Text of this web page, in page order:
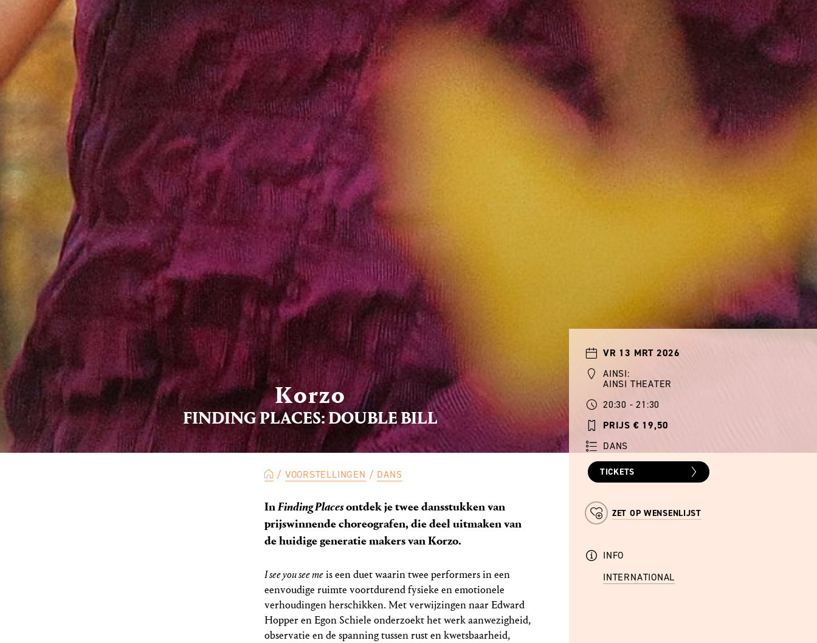
FINDING PLACES: DOUBLE BILL
Korzo
VOORSTELLINGEN DANS
InFinding Placesontdek je twee dansstukken van
prijswinnende choreografen, die deel uitmaken van
de huidige generatie makers van Korzo.
I see you see meis een duet waarin twee performers in een
eenvoudige ruimte voortdurend fysieke en emotionele
verhoudingen herschikken. Met verwijzingen naar Edward
Hopper en Egon Schiele onderzoekt het werk aanwezigheid,
observatie en de spanning tussen rust en kwetsbaarheid,
VR 13 MRT 2026
AINSI:
AINSI THEATER
20:30 - 21:30
PRIJS € 19,50
DANS
TICKETS
ZET OP WENSENLIJST
INFO
INTERNATIONAL